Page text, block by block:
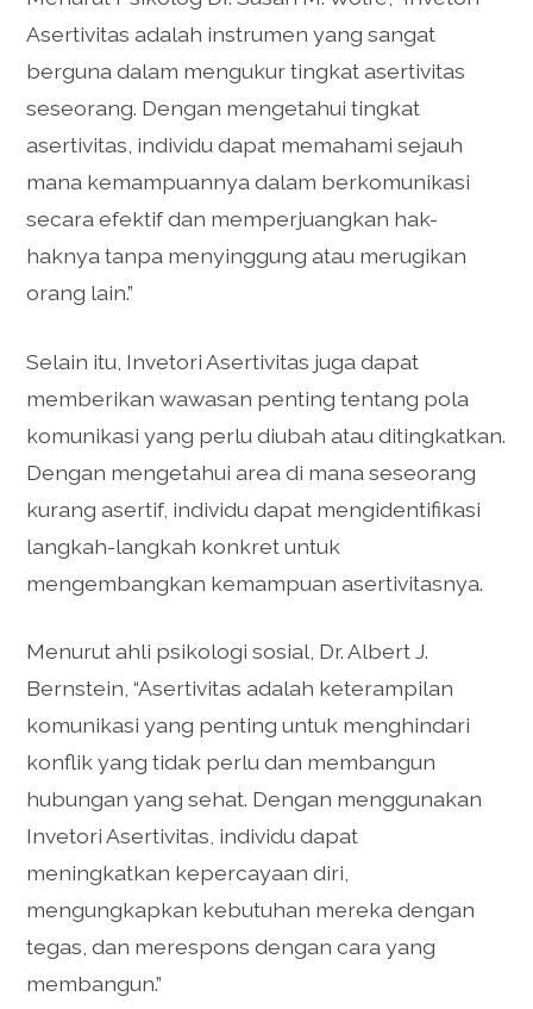
Asertivitas adalah instrumen yang sangat
berguna dalam mengukur tingkat asertivitas
seseorang. Dengan mengetahui tingkat
asertivitas, individu dapat memahami sejauh
mana kemampuannya dalam berkomunikasi
secara efektif dan memperjuangkan hak-
haknya tanpa menyinggung atau merugikan
orang lain.”
Selain itu, Invetori Asertivitas juga dapat
memberikan wawasan penting tentang pola
komunikasi yang perlu diubah atau ditingkatkan.
Dengan mengetahui area di mana seseorang
kurang asertif, individu dapat mengidentifikasi
langkah-langkah konkret untuk
mengembangkan kemampuan asertivitasnya.
Menurut ahli psikologi sosial, Dr. Albert J.
Bernstein, “Asertivitas adalah keterampilan
komunikasi yang penting untuk menghindari
konflik yang tidak perlu dan membangun
hubungan yang sehat. Dengan menggunakan
Invetori Asertivitas, individu dapat
meningkatkan kepercayaan diri,
mengungkapkan kebutuhan mereka dengan
tegas, dan merespons dengan cara yang
membangun.”